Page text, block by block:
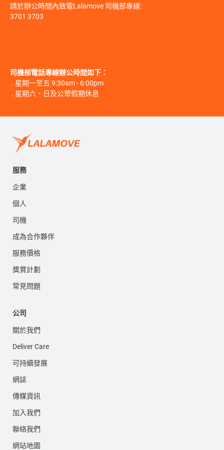
請於辦公時間內致電Lalamove 司機部專線:
3701 3703
司機部電話專線辦公時間如下︰
. 星期一至五 9:30am - 6:00pm
. 星期六、日及公眾假期休息
服務
企業
個人
司機
成為合作夥伴
服務價格
獎賞計劃
常見問題
公司
關於我們
Deliver Care
可持續發展
網誌
傳媒資訊
加入我們
聯絡我們
網站地圖